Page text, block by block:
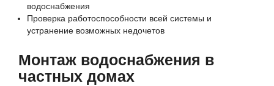
водоснабжения
Проверка работоспособности всей системы и
устранение возможных недочетов
Монтаж водоснабжения в
частных домах